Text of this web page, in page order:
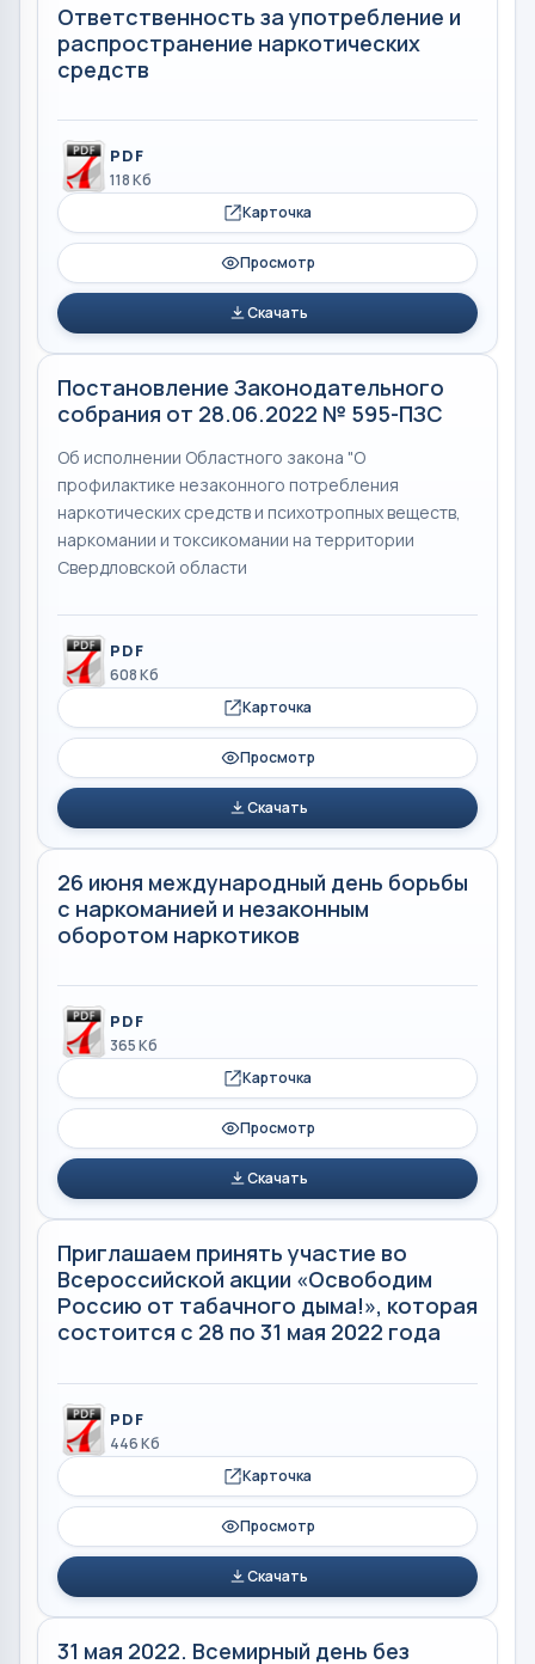
Ответственность за употребление и
распространение наркотических
средств
PDF
118 Кб
Карточка
Просмотр
Скачать
Постановление Законодательного
собрания от 28.06.2022 № 595-ПЗС
Об исполнении Областного закона "О
профилактике незаконного потребления
наркотических средств и психотропных веществ,
наркомании и токсикомании на территории
Свердловской области
PDF
608 Кб
Карточка
Просмотр
Скачать
26 июня международный день борьбы
с наркоманией и незаконным
оборотом наркотиков
PDF
365 Кб
Карточка
Просмотр
Скачать
Приглашаем принять участие во
Всероссийской акции «Освободим
Россию от табачного дыма!», которая
состоится с 28 по 31 мая 2022 года
PDF
446 Кб
Карточка
Просмотр
Скачать
31 мая 2022. Всемирный день без